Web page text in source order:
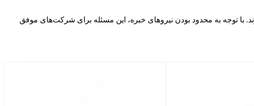
با توجه به محدود بودن نیروهای خبره، این مسئله برای شرکت‌های موفق